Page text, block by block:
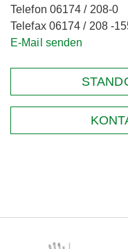
Telefon 06174 / 208-0
Telefax 06174 / 208 -
E-Mail senden